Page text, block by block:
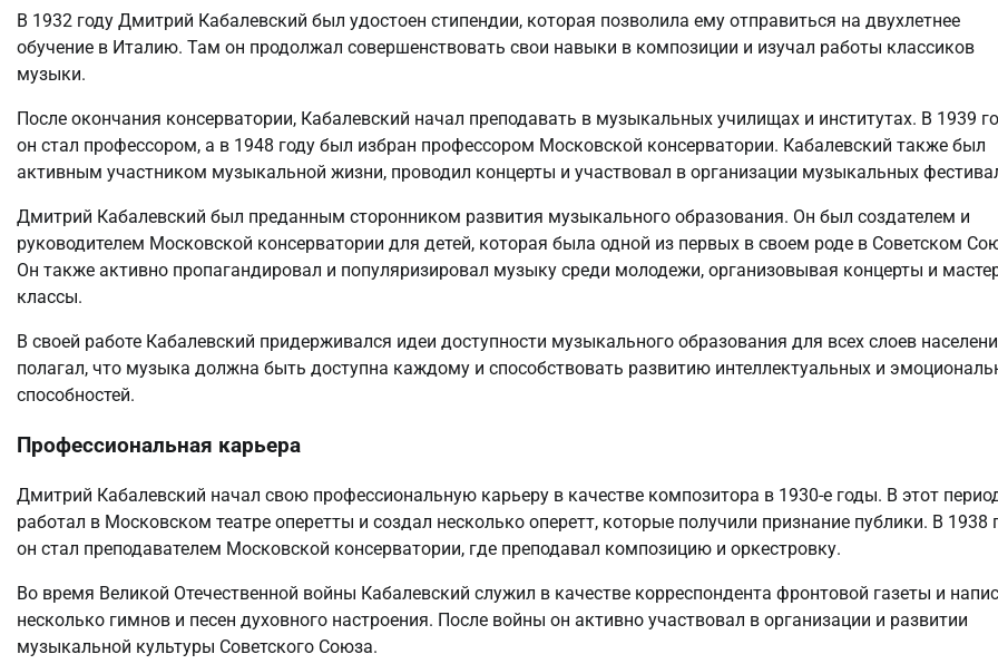
В 1932 году Дмитрий Кабалевский был удостоен стипендии, которая позволила ему отправиться на двухлетнее
обучение в Италию. Там он продолжал совершенствовать свои навыки в композиции и изучал работы классиков
музыки.
После окончания консерватории, Кабалевский начал преподавать в музыкальных училищах и институтах. В 1939
он стал профессором, а в 1948 году был избран профессором Московской консерватории. Кабалевский также был
активным участником музыкальной жизни, проводил концерты и участвовал в организации музыкальных
Дмитрий Кабалевский был преданным сторонником развития музыкального образования. Он был создателем и
руководителем Московской консерватории для детей, которая была одной из первых в своем роде в Советском
Он также активно пропагандировал и популяризировал музыку среди молодежи, организовывая концерты и
классы.
В своей работе Кабалевский придерживался идеи доступности музыкального образования для всех слоев
полагал, что музыка должна быть доступна каждому и способствовать развитию интеллектуальных и
способностей.
Профессиональная карьера
Дмитрий Кабалевский начал свою профессиональную карьеру в качестве композитора в 1930-е годы. В этот
работал в Московском театре оперетты и создал несколько оперетт, которые получили признание публики. В 1938
он стал преподавателем Московской консерватории, где преподавал композицию и оркестровку.
Во время Великой Отечественной войны Кабалевский служил в качестве корреспондента фронтовой газеты и
несколько гимнов и песен духовного настроения. После войны он активно участвовал в организации и развитии
музыкальной культуры Советского Союза.